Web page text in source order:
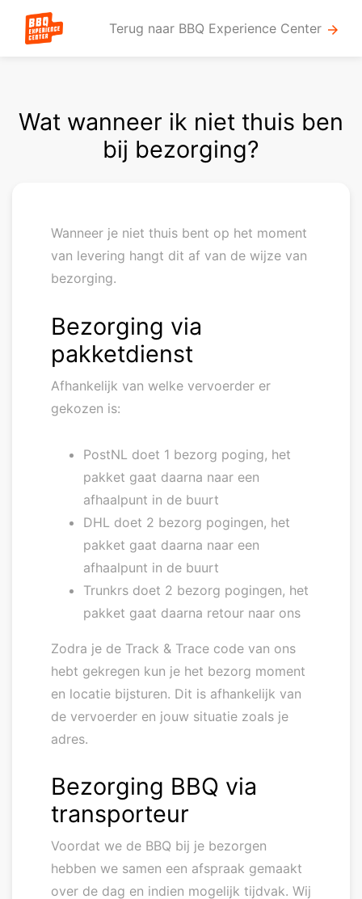
Terug naar BBQ Experience Center arrow_forward
Wat wanneer ik niet thuis ben
bij bezorging?
Wanneer je niet thuis bent op het moment
van levering hangt dit af van de wijze van
bezorging.
Bezorging via
pakketdienst
Afhankelijk van welke vervoerder er
gekozen is:
PostNL doet 1 bezorg poging, het
pakket gaat daarna naar een
afhaalpunt in de buurt
DHL doet 2 bezorg pogingen, het
pakket gaat daarna naar een
afhaalpunt in de buurt
Trunkrs doet 2 bezorg pogingen, het
pakket gaat daarna retour naar ons
Zodra je de Track & Trace code van ons
hebt gekregen kun je het bezorg moment
en locatie bijsturen. Dit is afhankelijk van
de vervoerder en jouw situatie zoals je
adres.
Bezorging BBQ via
transporteur
Voordat we de BBQ bij je bezorgen
hebben we samen een afspraak gemaakt
over de dag en indien mogelijk tijdvak. Wij